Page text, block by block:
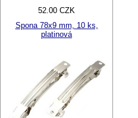
52.00 CZK
Spona 78x9 mm, 10 ks,
platinová